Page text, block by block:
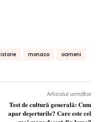
istorie monaco oameni
Articolul următor
Test de cultură generală: Cum
apar deșerturile? Care este cel